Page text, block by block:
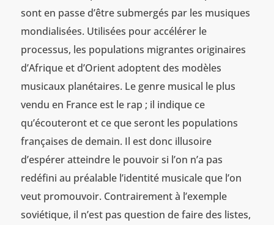
sont en passe d’être submergés par les musiques
mondialisées. Utilisées pour accélérer le
processus, les populations migrantes originaires
d’Afrique et d’Orient adoptent des modèles
musicaux planétaires. Le genre musical le plus
vendu en France est le rap ; il indique ce
qu’écouteront et ce que seront les populations
françaises de demain. Il est donc illusoire
d’espérer atteindre le pouvoir si l’on n’a pas
redéfini au préalable l’identité musicale que l’on
veut promouvoir. Contrairement à l’exemple
soviétique, il n’est pas question de faire des listes,